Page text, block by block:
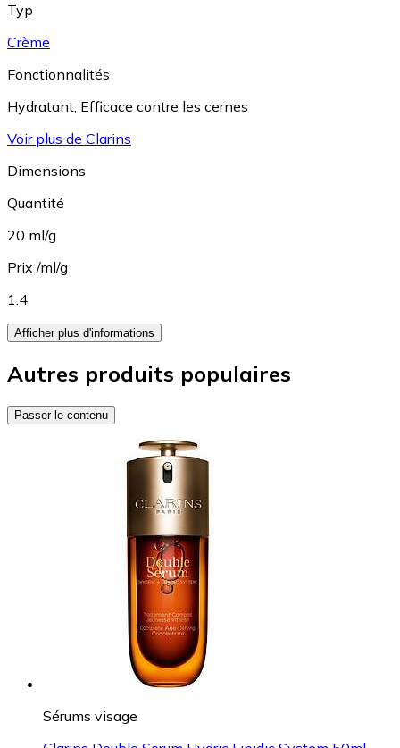
Typ
Crème
Fonctionnalités
Hydratant, Efficace contre les cernes
Voir plus de Clarins
Dimensions
Quantité
20 ml/g
Prix /ml/g
1.4
Afficher plus d'informations
Autres produits populaires
Passer le contenu
Sérums visage